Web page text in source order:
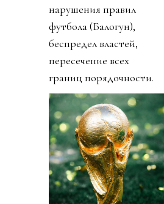
нарушения правил
футбола (Балогун),
беспредел властей,
пересечение всех
границ порядочности.